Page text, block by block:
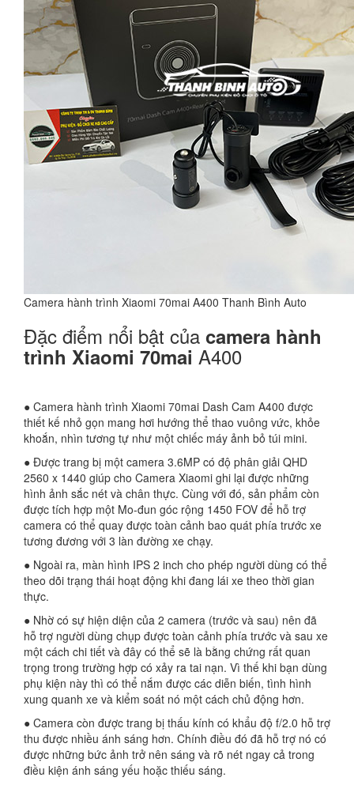
Camera hành trình Xiaomi 70mai A400 Thanh Bình Auto
Đặc điểm nổi bật của camera hành
trình Xiaomi 70mai A400
● Camera hành trình Xiaomi 70mai Dash Cam A400 được
thiết kế nhỏ gọn mang hơi hướng thể thao vuông vức, khỏe
khoắn, nhìn tương tự như một chiếc máy ảnh bỏ túi mini.
● Được trang bị một camera 3.6MP có độ phân giải QHD
2560 x 1440 giúp cho Camera Xiaomi ghi lại được những
hình ảnh sắc nét và chân thực. Cùng với đó, sản phẩm còn
được tích hợp một Mo-đun góc rộng 1450 FOV để hỗ trợ
camera có thể quay được toàn cảnh bao quát phía trước xe
tương đương với 3 làn đường xe chạy.
● Ngoài ra, màn hình IPS 2 inch cho phép người dùng có thể
theo dõi trạng thái hoạt động khi đang lái xe theo thời gian
thực.
● Nhờ có sự hiện diện của 2 camera (trước và sau) nên đã
hỗ trợ người dùng chụp được toàn cảnh phía trước và sau xe
một cách chi tiết và đây có thể sẽ là bằng chứng rất quan
trọng trong trường hợp có xảy ra tai nạn. Vì thế khi bạn dùng
phụ kiện này thì có thể nắm được các diễn biến, tình hình
xung quanh xe và kiểm soát nó một cách chủ động hơn.
● Camera còn được trang bị thấu kính có khẩu độ f/2.0 hỗ trợ
thu được nhiều ánh sáng hơn. Chính điều đó đã hỗ trợ nó có
được những bức ảnh trở nên sáng và rõ nét ngay cả trong
điều kiện ánh sáng yếu hoặc thiếu sáng.